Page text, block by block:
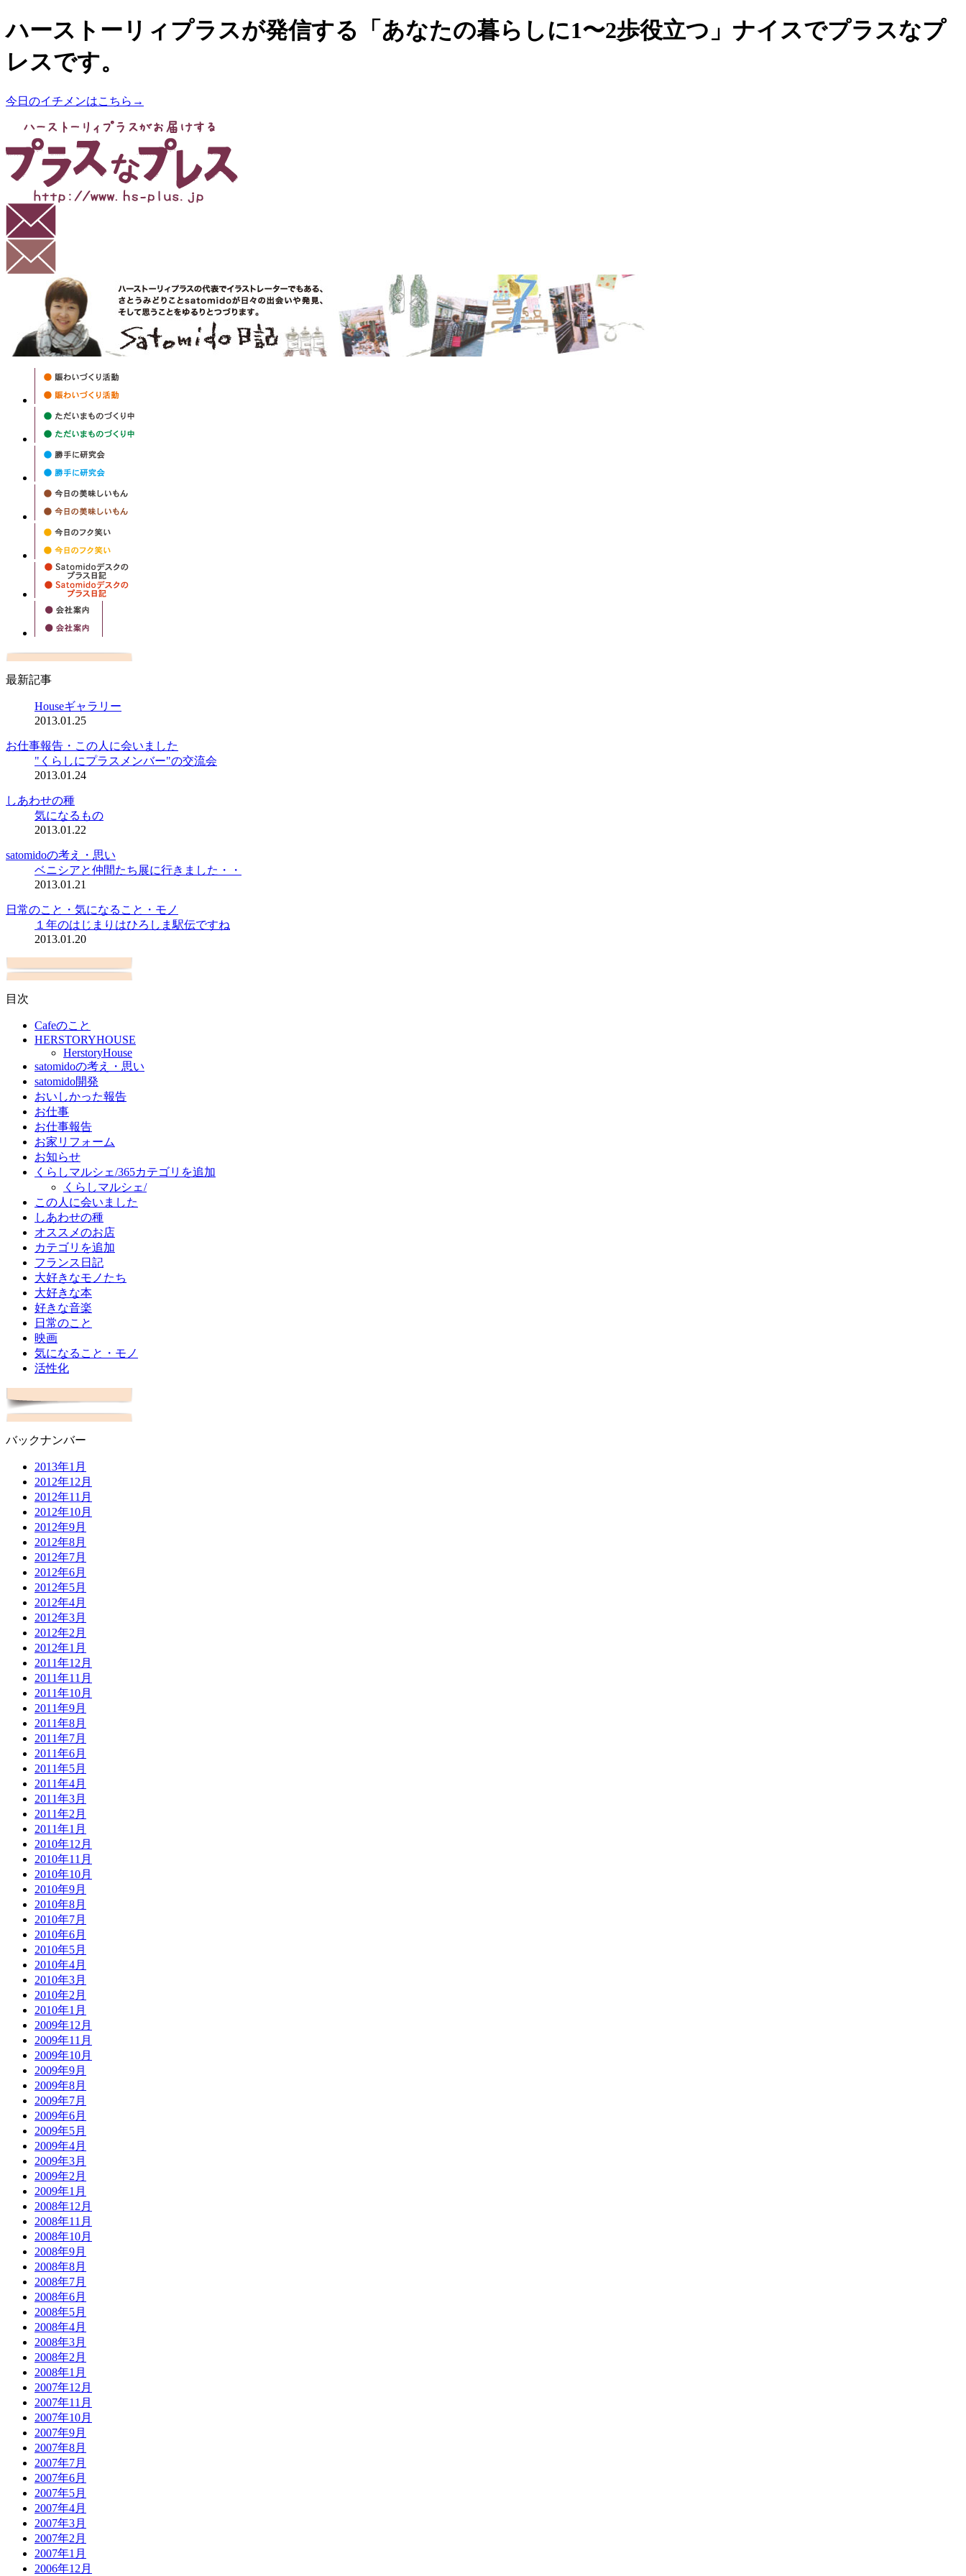
ハーストーリィプラスが発信する「あなたの暮らしに1〜2歩役立つ」ナイスでプラスなプ
レスです。
今日のイチメンはこちら→
最新記事
Houseギャラリー
2013.01.25
お仕事報告・この人に会いました
"くらしにプラスメンバー"の交流会
2013.01.24
しあわせの種
気になるもの
2013.01.22
satomidoの考え・思い
ベニシアと仲間たち展に行きました・・
2013.01.21
日常のこと・気になること・モノ
１年のはじまりはひろしま駅伝ですね
2013.01.20
目次
Cafeのこと
HERSTORYHOUSE
HerstoryHouse
satomidoの考え・思い
satomido開発
おいしかった報告
お仕事
お仕事報告
お家リフォーム
お知らせ
くらしマルシェ/365カテゴリを追加
くらしマルシェ/
この人に会いました
しあわせの種
オススメのお店
カテゴリを追加
フランス日記
大好きなモノたち
大好きな本
好きな音楽
日常のこと
映画
気になること・モノ
活性化
バックナンバー
2013年1月
2012年12月
2012年11月
2012年10月
2012年9月
2012年8月
2012年7月
2012年6月
2012年5月
2012年4月
2012年3月
2012年2月
2012年1月
2011年12月
2011年11月
2011年10月
2011年9月
2011年8月
2011年7月
2011年6月
2011年5月
2011年4月
2011年3月
2011年2月
2011年1月
2010年12月
2010年11月
2010年10月
2010年9月
2010年8月
2010年7月
2010年6月
2010年5月
2010年4月
2010年3月
2010年2月
2010年1月
2009年12月
2009年11月
2009年10月
2009年9月
2009年8月
2009年7月
2009年6月
2009年5月
2009年4月
2009年3月
2009年2月
2009年1月
2008年12月
2008年11月
2008年10月
2008年9月
2008年8月
2008年7月
2008年6月
2008年5月
2008年4月
2008年3月
2008年2月
2008年1月
2007年12月
2007年11月
2007年10月
2007年9月
2007年8月
2007年7月
2007年6月
2007年5月
2007年4月
2007年3月
2007年2月
2007年1月
2006年12月